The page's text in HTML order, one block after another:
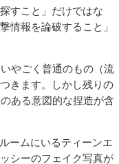
すこと」だけではな
情報を論破すること」
やごく普通のもの（流
きます。しかし残りの
ある意図的な捏造が含
ームにいるティーンエ
シーのフェイク写真が